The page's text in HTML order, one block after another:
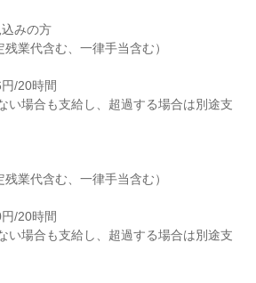
みの方
業代含む、一律手当含む）
/20時間
い場合も支給し、超過する場合は別途支
業代含む、一律手当含む）
/20時間
い場合も支給し、超過する場合は別途支